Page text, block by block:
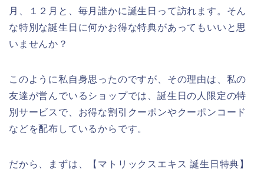
月、１２月と、毎月誰かに誕生日って訪れます。そん
な特別な誕生日に何かお得な特典があってもいいと思
いませんか？
このように私自身思ったのですが、その理由は、私の
友達が営んでいるショップでは、誕生日の人限定の特
別サービスで、お得な割引クーポンやクーポンコード
などを配布しているからです。
だから、まずは、【マトリックスエキス 誕生日特典】